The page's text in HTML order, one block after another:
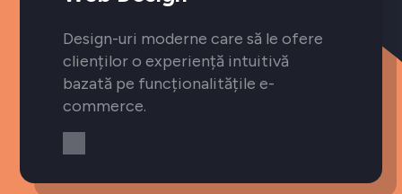
Design-uri moderne care să le ofere
clienților o experiență intuitivă
bazată pe funcționalitățile e-
commerce.